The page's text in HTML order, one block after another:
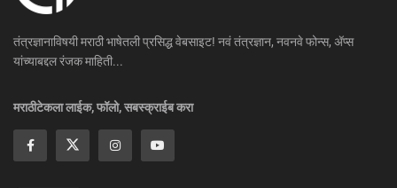
तंत्रज्ञानाविषयी मराठी भाषेतली प्रसिद्ध वेबसाइट! नवं तंत्रज्ञान, नवनवे फोन्स, ॲप्स
यांच्याबद्दल रंजक माहिती...
मराठीटेकला लाईक, फॉलो, सबस्क्राईब करा